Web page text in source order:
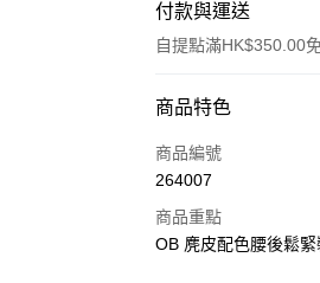
付款與運送
自提點滿HK$350.00
付款方式
信用卡
AlipayHK
商品特色
商品編號
264007
商品重點
OB 麂皮配色腰後鬆